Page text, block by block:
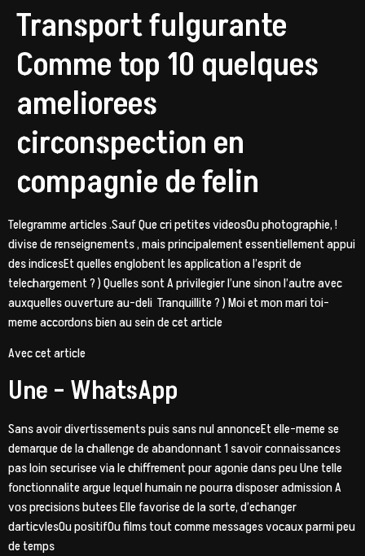
Transport fulgurante
Comme top 10 quelques
ameliorees
circonspection en
compagnie de felin
Telegramme articles .Sauf Que cri petites videosOu photographie, !
divise de renseignements , mais principalement essentiellement appui
des indicesEt quelles englobent les application a l’esprit de
telechargement ? ) Quelles sont A privilegier l’une sinon l’autre avec
auxquelles ouverture au-deli Tranquillite ? ) Moi et mon mari toi-
meme accordons bien au sein de cet article
Avec cet article
Une – WhatsApp
Sans avoir divertissements puis sans nul annonceEt elle-meme se
demarque de la challenge de abandonnant 1 savoir connaissances
pas loin securisee via le chiffrement pour agonie dans peu Une telle
fonctionnalite argue lequel humain ne pourra disposer admission A
vos precisions butees Elle favorise de la sorte, d’echanger
darticvlesOu positifOu films tout comme messages vocaux parmi peu
de temps